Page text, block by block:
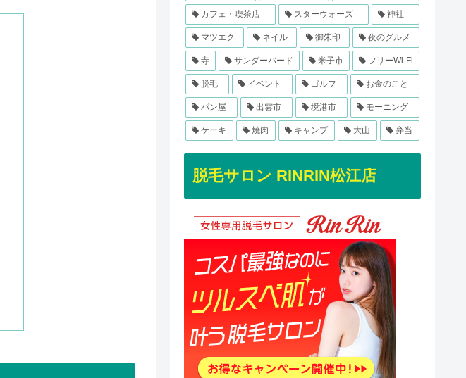
カフェ・喫茶店 スターウォーズ 神社
マツエク ネイル 御朱印 夜のグルメ
寺 サンダーバード 米子市 フリーWi-Fi
脱毛 イベント ゴルフ お金のこと
パン屋 出雲市 境港市 モーニング
ケーキ 焼肉 キャンプ 大山 弁当
脱毛サロン RINRIN松江店